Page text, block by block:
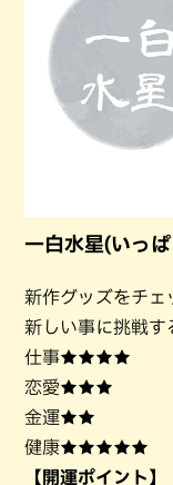
一白水星(いっ
新作グッズをチェ
新しい事に挑戦す
仕事★★★★
恋愛★★★
金運★★
健康★★★★★
【開運ポイント】